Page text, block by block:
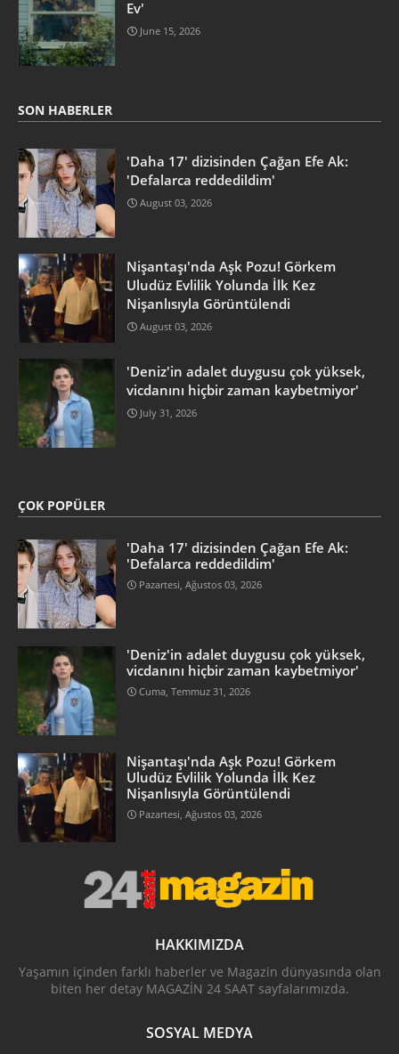
Ev'
June 15, 2026
SON HABERLER
'Daha 17' dizisinden Çağan Efe Ak:
'Defalarca reddedildim'
August 03, 2026
Nişantaşı'nda Aşk Pozu! Görkem
Uludüz Evlilik Yolunda İlk Kez
Nişanlısıyla Görüntülendi
August 03, 2026
'Deniz'in adalet duygusu çok yüksek,
vicdanını hiçbir zaman kaybetmiyor'
July 31, 2026
ÇOK POPÜLER
'Daha 17' dizisinden Çağan Efe Ak:
'Defalarca reddedildim'
Pazartesi, Ağustos 03, 2026
'Deniz'in adalet duygusu çok yüksek,
vicdanını hiçbir zaman kaybetmiyor'
Cuma, Temmuz 31, 2026
Nişantaşı'nda Aşk Pozu! Görkem
Uludüz Evlilik Yolunda İlk Kez
Nişanlısıyla Görüntülendi
Pazartesi, Ağustos 03, 2026
HAKKIMIZDA
Yaşamın içinden farklı haberler ve Magazin dünyasında olan
biten her detay MAGAZİN 24 SAAT sayfalarımızda.
SOSYAL MEDYA